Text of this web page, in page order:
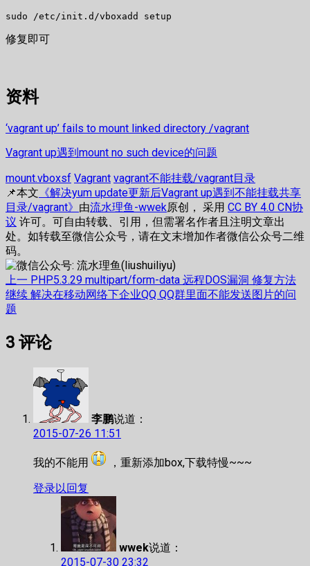
sudo /etc/init.d/vboxadd setup
修复即可
资料
‘vagrant up’ fails to mount linked directory /vagrant
Vagrant up遇到mount no such device的问题
mount.vboxsf Vagrant vagrant不能挂载/vagrant目录
📌本文 《解决yum update更新后Vagrant up遇到不能挂载共享
目录/vagrant》 由流水理鱼-wwek原创， 采用 CC BY 4.0 CN协
议 许可。可自由转载、引用，但需署名作者且注明文章出
处。如转载至微信公众号，请在文末增加作者微信公众号二维
码。
文
章
导
航
上一 上
篇
PHP5.3.29 multipart/form-data 远程DOS漏洞 修复方法
继续 下
章：
解决在移动网络下企业QQ QQ群里面不能发送图片的问
题
3评论
李鹏说道：
2015-07-26 11:51
我的不能用
，重新添加box,下载特慢~~~
登录以回复
wwek说道：
2015-07-30 23:32